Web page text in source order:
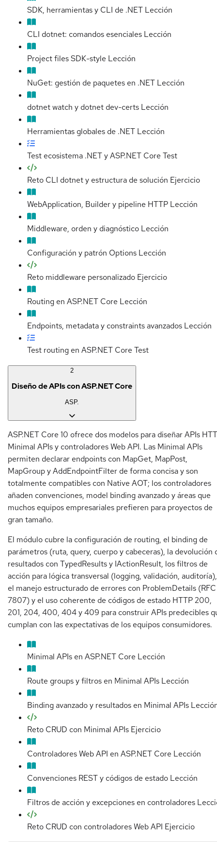
SDK, herramientas y CLI de .NET Lección
CLI dotnet: comandos esenciales Lección
Project files SDK-style Lección
NuGet: gestión de paquetes en .NET Lección
dotnet watch y dotnet dev-certs Lección
Herramientas globales de .NET Lección
Test ecosistema .NET y ASP.NET Core Test
Reto CLI dotnet y estructura de solución Ejercicio
WebApplication, Builder y pipeline HTTP Lección
Middleware, orden y diagnóstico Lección
Configuración y patrón Options Lección
Reto middleware personalizado Ejercicio
Routing en ASP.NET Core Lección
Endpoints, metadata y constraints avanzados Lección
Test routing en ASP.NET Core Test
2
Diseño de APIs con ASP.NET Core
ASP.
ASP.NET Core 10 ofrece dos modelos para diseñar APIs
Minimal APIs y controladores Web API. Las Minimal APIs
permiten declarar endpoints con MapGet, MapPost,
MapGroup y AddEndpointFilter de forma concisa y son
totalmente compatibles con Native AOT; los controladores
añaden convenciones, model binding avanzado y áreas que
muchos equipos empresariales prefieren para proyectos de
gran tamaño.
El módulo cubre la configuración de routing, el binding de
parámetros (ruta, query, cuerpo y cabeceras), la devolución
resultados con TypedResults y IActionResult, los filtros de
acción para lógica transversal (logging, validación, auditoría),
el manejo estructurado de errores con ProblemDetails (RFC
7807) y el uso coherente de códigos de estado HTTP 200,
201, 204, 400, 404 y 409 para construir APIs predecibles
cumplan con las expectativas de los equipos consumidores.
Minimal APIs en ASP.NET Core Lección
Route groups y filtros en Minimal APIs Lección
Binding avanzado y resultados en Minimal APIs
Reto CRUD con Minimal APIs Ejercicio
Controladores Web API en ASP.NET Core Lección
Convenciones REST y códigos de estado Lección
Filtros de acción y excepciones en controladores
Reto CRUD con controladores Web API Ejercicio